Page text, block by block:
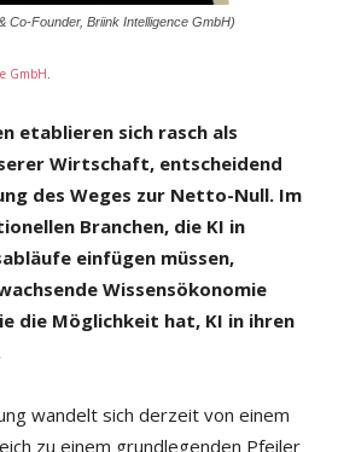
Co-Founder, Briink Intelligence GmbH)
GmbH
etablieren sich rasch als
Wirtschaft, entscheidend
des Weges zur Netto-Null. Im
Branchen, die KI in
einfügen müssen,
Wissensökonomie
die Möglichkeit hat, KI in ihren
wandelt sich derzeit von einem
zu einem grundlegenden Pfeiler